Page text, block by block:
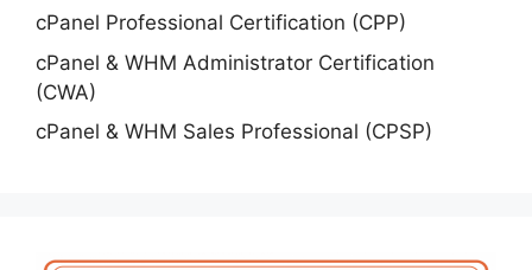
cPanel Professional Certification (CPP)
cPanel & WHM Administrator Certification
(CWA)
cPanel & WHM Sales Professional (CPSP)